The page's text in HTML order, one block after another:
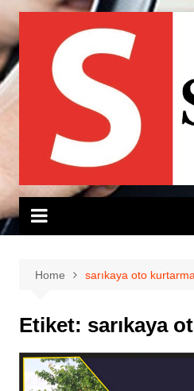
Skip
to
content
Home sarıkaya oto kurtarma
Etiket: sarıkaya